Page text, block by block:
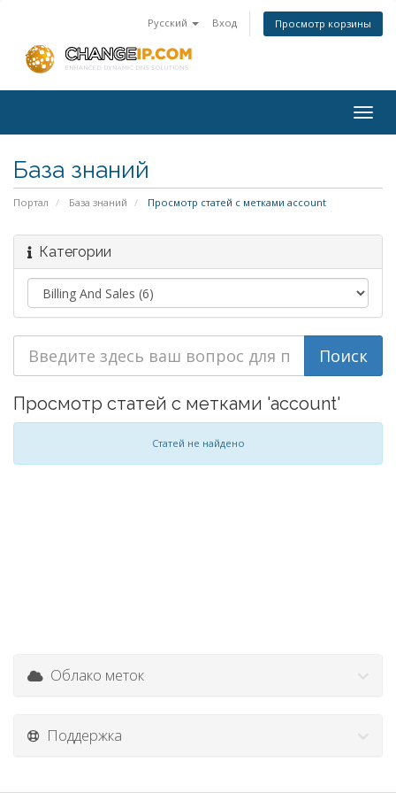
Русский Вход Просмотр корзины
База знаний
Портал База знаний Просмотр статей с метками account
Категории
Просмотр статей с метками 'account'
Статей не найдено
Облако меток
Поддержка